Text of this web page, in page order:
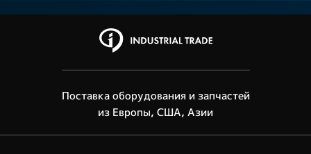
Поставка оборудования и запчастей
из Европы, США, Азии